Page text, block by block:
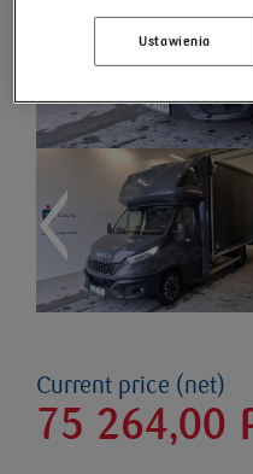
Current price (net)
75 264,00
Ustawienia